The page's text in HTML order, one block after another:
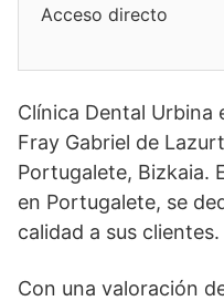
Acceso directo
Clínica Dental Urbina
Fray Gabriel de
Portugalete, Bizkaia.
en Portugalete, se
calidad a sus clientes.
Con una valoración